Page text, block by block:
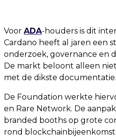
Voor ADA-houders is dit
Cardano heeft al jaren een
onderzoek, governance en
De markt beloont alleen
met de dikste documentatie.
De Foundation werkte
en Rare Network. De
branded booths op grote
rond